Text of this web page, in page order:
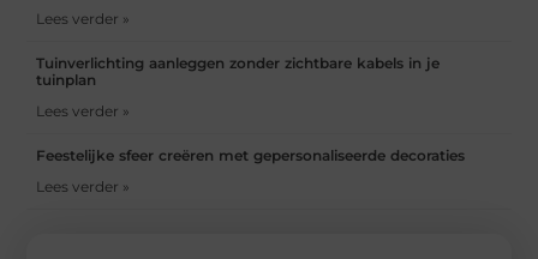
Lees verder »
Tuinverlichting aanleggen zonder zichtbare kabels in je
tuinplan
Lees verder »
Feestelijke sfeer creëren met gepersonaliseerde decoraties
Lees verder »